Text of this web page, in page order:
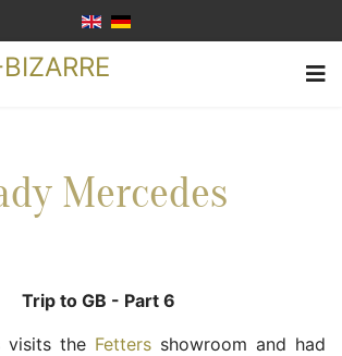
Mercedes
Trip to GB - Part 6
visits the Fetters showroom and had